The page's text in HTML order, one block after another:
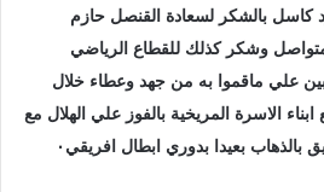
كاسل بالشكر لسعادة القنصل حازم
وشكر كذلك للقطاع الرياضي
علي ماقموا به من جهد وعطاء خلال
الاسرة المريخية بالفوز علي الهلال مع
بالذهاب بعيدا بدوري ابطال افريقي٠